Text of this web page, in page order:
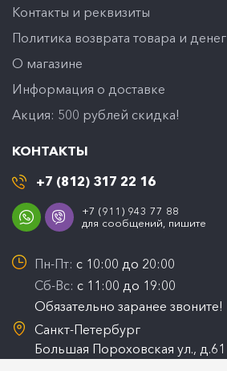
Контакты и реквизиты
Политика возврата товара и денег
O магазине
Информация о доставке
Акция: 500 рублей скидка!
КОНТАКТЫ
+7 (812) 317 22 16
+7 (911) 943 77 88
для сообщений, пишите
Пн-Пт: с 10:00 до 20:00
Сб-Вс: с 11:00 до 19:00
Обязательно заранее звоните!
Санкт-Петербург
Большая Пороховская ул., д.61